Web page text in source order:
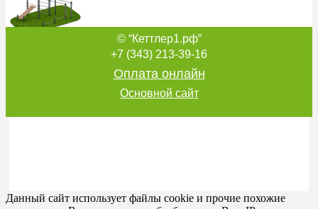
Атлетический комплекс Ахиллес Sabirgym SGWOK210
В корзину
© “Кеттлер1.рф”
+7 (343) 213-39-16
Оплата онлайн
Основной сайт
Данный сайт использует файлы cookie и прочие похожие